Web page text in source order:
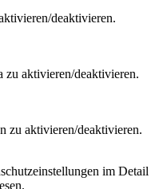
deaktivieren.
aktivieren/deaktivieren.
zu aktivieren/deaktivieren.
im Detail